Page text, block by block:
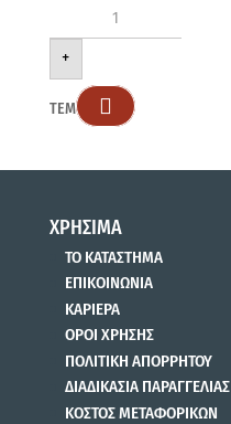
+
ΤΕΜ 
ΧΡΗΣΙΜΑ
ΤΟ ΚΑΤΑΣΤΗΜΑ
ΕΠΙΚΟΙΝΩΝΙΑ
ΚΑΡΙΕΡΑ
ΟΡΟΙ ΧΡΗΣΗΣ
ΠΟΛΙΤΙΚΗ ΑΠΟΡΡΗΤΟΥ
ΔΙΑΔΙΚΑΣΙΑ ΠΑΡΑΓΓΕΛΙΑΣ
ΚΟΣΤΟΣ ΜΕΤΑΦΟΡΙΚΩΝ